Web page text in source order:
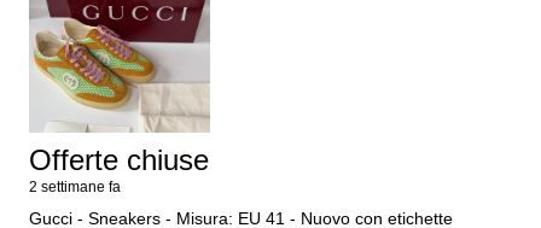
Offerte chiuse
2 settimane fa
Gucci - Sneakers - Misura: EU 41 - Nuovo con etichette